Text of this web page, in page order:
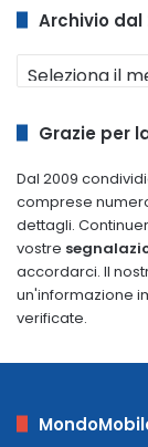
Archivio dal
Archivio
dal
Grazie per
Dal 2009
comprese
dettagli.
vostre
accordarci. Il
un'informazione
verificate.